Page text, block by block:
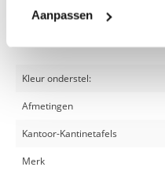
Aanpassen
Kleur bovenblad:
Kleur onderstel:
Afmetingen
Kantoor-Kantinetafels
Merk